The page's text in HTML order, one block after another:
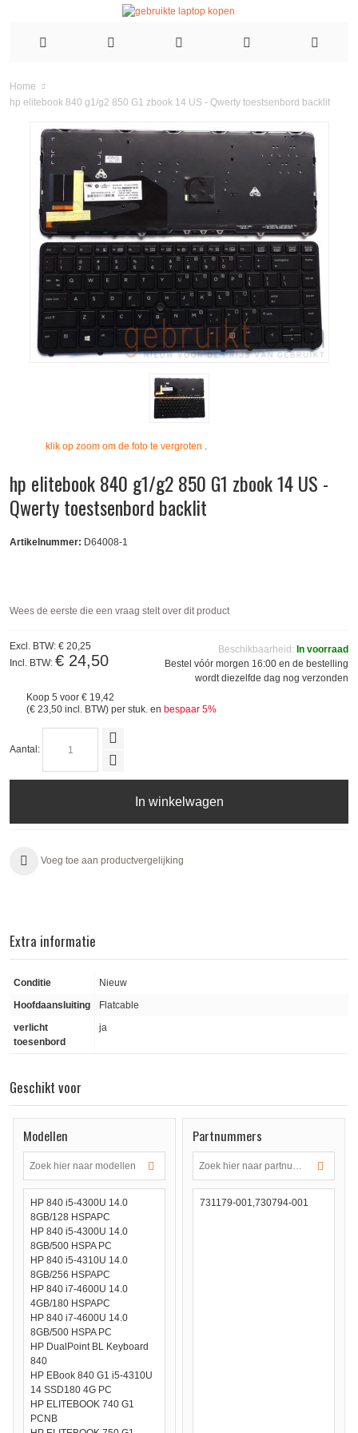
Home
hp elitebook 840 g1/g2 850 G1 zbook 14 US - Qwerty toestsenbord backlit
klik op zoom om de foto te vergroten .
hp elitebook 840 g1/g2 850 G1 zbook 14 US -
Qwerty toestsenbord backlit
Artikelnummer: D64008-1
Wees de eerste die een vraag stelt over dit product
Beschikbaarheid: In voorraad
Bestel vóór morgen 16:00 en de bestelling
wordt diezelfde dag nog verzonden
Excl. BTW: € 20,25
Incl. BTW: € 24,50
Koop 5 voor € 19,42
(€ 23,50 incl. BTW) per stuk. en bespaar 5%
Aantal:
In winkelwagen
Voeg toe aan productvergelijking
Extra informatie
Conditie
Nieuw
Hoofdaansluiting
Flatcable
verlicht
toesenbord
ja
Geschikt voor
Modellen
HP 840 i5-4300U 14.0
8GB/128 HSPAPC
HP 840 i5-4300U 14.0
8GB/500 HSPA PC
HP 840 i5-4310U 14.0
8GB/256 HSPAPC
HP 840 i7-4600U 14.0
4GB/180 HSPAPC
HP 840 i7-4600U 14.0
8GB/500 HSPA PC
HP DualPoint BL Keyboard
840
HP EBook 840 G1 i5-4310U
14 SSD180 4G PC
HP ELITEBOOK 740 G1
PCNB
Partnummers
731179-001,730794-001